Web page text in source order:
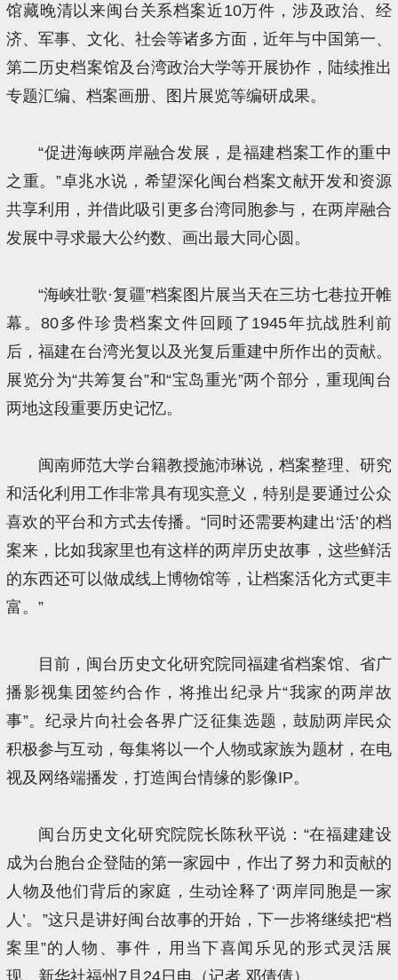
馆藏晚清以来闽台关系档案近10万件，涉及政治、经
济、军事、文化、社会等诸多方面，近年与中国第一、
第二历史档案馆及台湾政治大学等开展协作，陆续推出
专题汇编、档案画册、图片展览等编研成果。
“促进海峡两岸融合发展，是福建档案工作的重中
之重。”卓兆水说，希望深化闽台档案文献开发和资源
共享利用，并借此吸引更多台湾同胞参与，在两岸融合
发展中寻求最大公约数、画出最大同心圆。
“海峡壮歌·复疆”档案图片展当天在三坊七巷拉开帷
幕。80多件珍贵档案文件回顾了1945年抗战胜利前
后，福建在台湾光复以及光复后重建中所作出的贡献。
展览分为“共筹复台”和“宝岛重光”两个部分，重现闽台
两地这段重要历史记忆。
闽南师范大学台籍教授施沛琳说，档案整理、研究
和活化利用工作非常具有现实意义，特别是要通过公众
喜欢的平台和方式去传播。“同时还需要构建出‘活’的档
案来，比如我家里也有这样的两岸历史故事，这些鲜活
的东西还可以做成线上博物馆等，让档案活化方式更丰
富。”
目前，闽台历史文化研究院同福建省档案馆、省广
播影视集团签约合作，将推出纪录片“我家的两岸故
事”。纪录片向社会各界广泛征集选题，鼓励两岸民众
积极参与互动，每集将以一个人物或家族为题材，在电
视及网络端播发，打造闽台情缘的影像IP。
闽台历史文化研究院院长陈秋平说：“在福建建设
成为台胞台企登陆的第一家园中，作出了努力和贡献的
人物及他们背后的家庭，生动诠释了‘两岸同胞是一家
人’。”这只是讲好闽台故事的开始，下一步将继续把“档
案里”的人物、事件，用当下喜闻乐见的形式灵活展
现。新华社福州7月24日电（记者 邓倩倩）